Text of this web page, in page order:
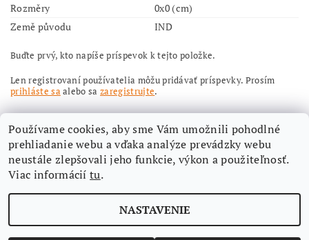
Rozměry
0x0 (cm)
Země původu
IND
Buďte prvý, kto napíše príspevok k tejto položke.
Len registrovaní používatelia môžu pridávať príspevky. Prosím
prihláste saalebo sazaregistrujte.
Nájdete nás aj na Facebooku
2026 ©Aimi-eshop, všetky práva vyhradenéUpraviť nastavenie cookies
Používame cookies, aby sme Vám umožnili pohodlné
prehliadanie webu a vďaka analýze prevádzky webu
neustále zlepšovali jeho funkcie, výkon a použiteľnosť.
Viac informáciítu.
NASTAVENIE